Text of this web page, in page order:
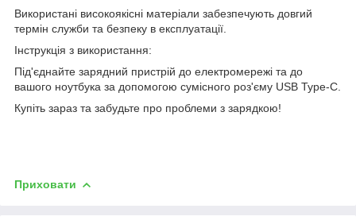
Використані високоякісні матеріали забезпечують довгий
термін служби та безпеку в експлуатації.
Інструкція з використання:
Під'єднайте зарядний пристрій до електромережі та до
вашого ноутбука за допомогою сумісного роз'єму USB Type-C.
Купіть зараз та забудьте про проблеми з зарядкою!
Приховати